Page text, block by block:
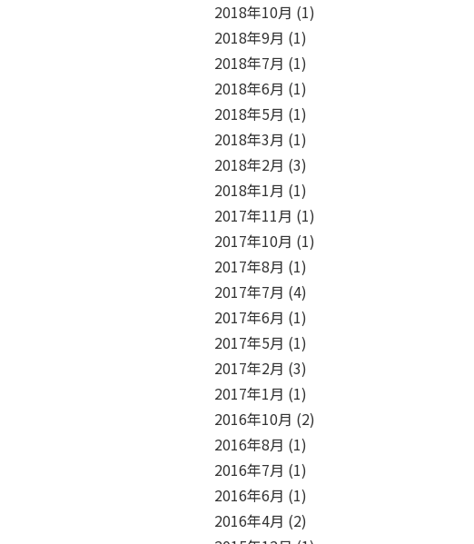
2018年10月 (1)
2018年9月 (1)
2018年7月 (1)
2018年6月 (1)
2018年5月 (1)
2018年3月 (1)
2018年2月 (3)
2018年1月 (1)
2017年11月 (1)
2017年10月 (1)
2017年8月 (1)
2017年7月 (4)
2017年6月 (1)
2017年5月 (1)
2017年2月 (3)
2017年1月 (1)
2016年10月 (2)
2016年8月 (1)
2016年7月 (1)
2016年6月 (1)
2016年4月 (2)